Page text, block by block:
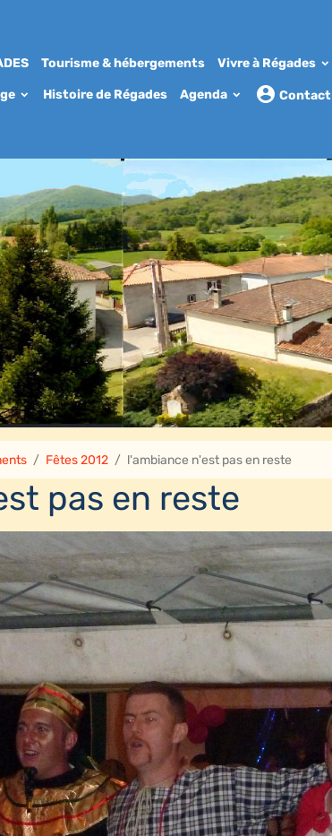
Tourisme & hébergements Vivre à Régades
Histoire de Régades Agenda Contact
Fêtes 2012 l'ambiance n'est pas en reste
pas en reste